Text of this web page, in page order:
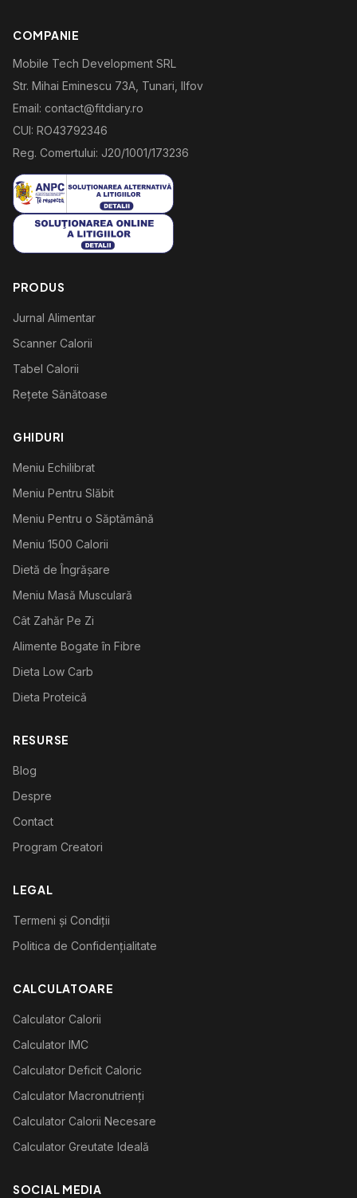
COMPANIE
Mobile Tech Development SRL
Str. Mihai Eminescu 73A, Tunari, Ilfov
Email: contact@fitdiary.ro
CUI: RO43792346
Reg. Comertului: J20/1001/173236
PRODUS
Jurnal Alimentar
Scanner Calorii
Tabel Calorii
Rețete Sănătoase
GHIDURI
Meniu Echilibrat
Meniu Pentru Slăbit
Meniu Pentru o Săptămână
Meniu 1500 Calorii
Dietă de Îngrășare
Meniu Masă Musculară
Cât Zahăr Pe Zi
Alimente Bogate în Fibre
Dieta Low Carb
Dieta Proteică
RESURSE
Blog
Despre
Contact
Program Creatori
LEGAL
Termeni și Condiții
Politica de Confidențialitate
CALCULATOARE
Calculator Calorii
Calculator IMC
Calculator Deficit Caloric
Calculator Macronutrienți
Calculator Calorii Necesare
Calculator Greutate Ideală
SOCIAL MEDIA